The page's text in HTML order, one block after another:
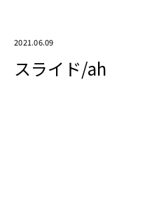
2021.06.09
スライド/ah